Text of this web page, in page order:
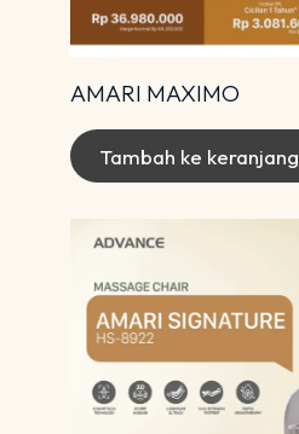
AMARI MAXIMO
Tambah ke keranjang